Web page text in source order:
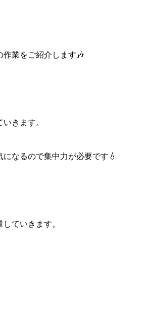
業をご紹介します🎶
きます。
なるので集中力が必要です💧
ていきます。